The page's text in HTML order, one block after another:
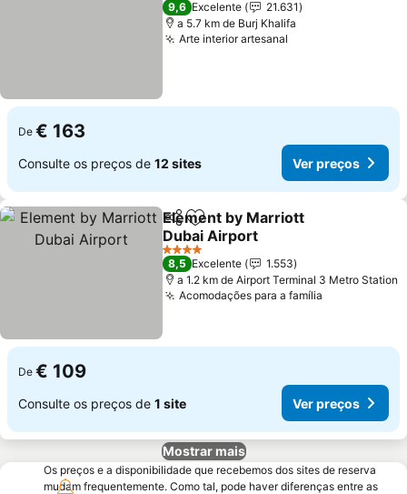
9,6 Excelente
21.631
a 5.7 km de Burj Khalifa
Arte interior artesanal
De € 163
Consulte os preços de 12 sites Ver preços
PartilharAdicionar aos favoritos
Element by Marriott
Dubai Airport
4 Estrelas
8,5 Excelente
1.553
a 1.2 km de Airport Terminal 3 Metro Station
Acomodações para a família
De € 109
Consulte os preços de 1 site Ver preços
Mostrar mais
Os preços e a disponibilidade que recebemos dos sites de reserva
mudam frequentemente. Como tal, pode haver diferenças entre as